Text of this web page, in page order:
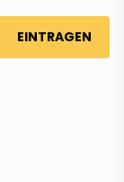
EINTRAGEN